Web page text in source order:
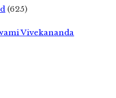
(625)
Vivekananda